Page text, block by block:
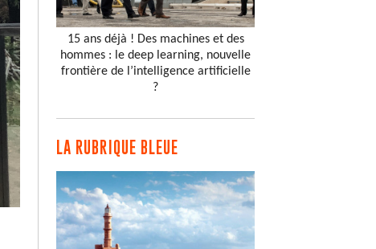
15 ans déjà ! Des machines et des
hommes : le deep learning, nouvelle
frontière de l’intelligence artificielle
?
LA RUBRIQUE BLEUE